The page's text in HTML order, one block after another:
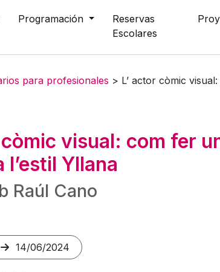
Programación
Reservas
Escolares
para profesionales > L’ actor còmic
còmic visual: com fer
l’estil Yllana
Raúl Cano
14/06/2024